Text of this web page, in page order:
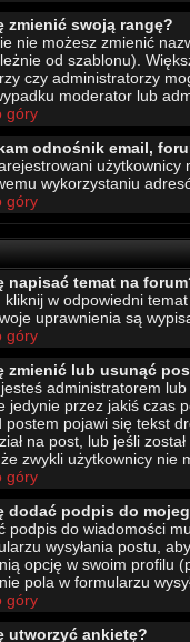
zmienić swoją rangę?
nie możesz zmienić
od szablonu).
czy administratorzy
moderator lub
góry
odnośnik email,
użytkownicy
wykorzystaniu
góry
napisać temat na
kliknij w odpowiedni
uprawnienia są
góry
zmienić lub usunąć
administratorem
jedynie przez jakiś czas
postem pojawi się tekst
na post, lub jeśli
zwykli użytkownicy nie
góry
dodać podpis do
podpis do wiadomości
wysyłania postu,
opcję w swoim profilu
pola w formularzu
góry
utworzyć ankietę?